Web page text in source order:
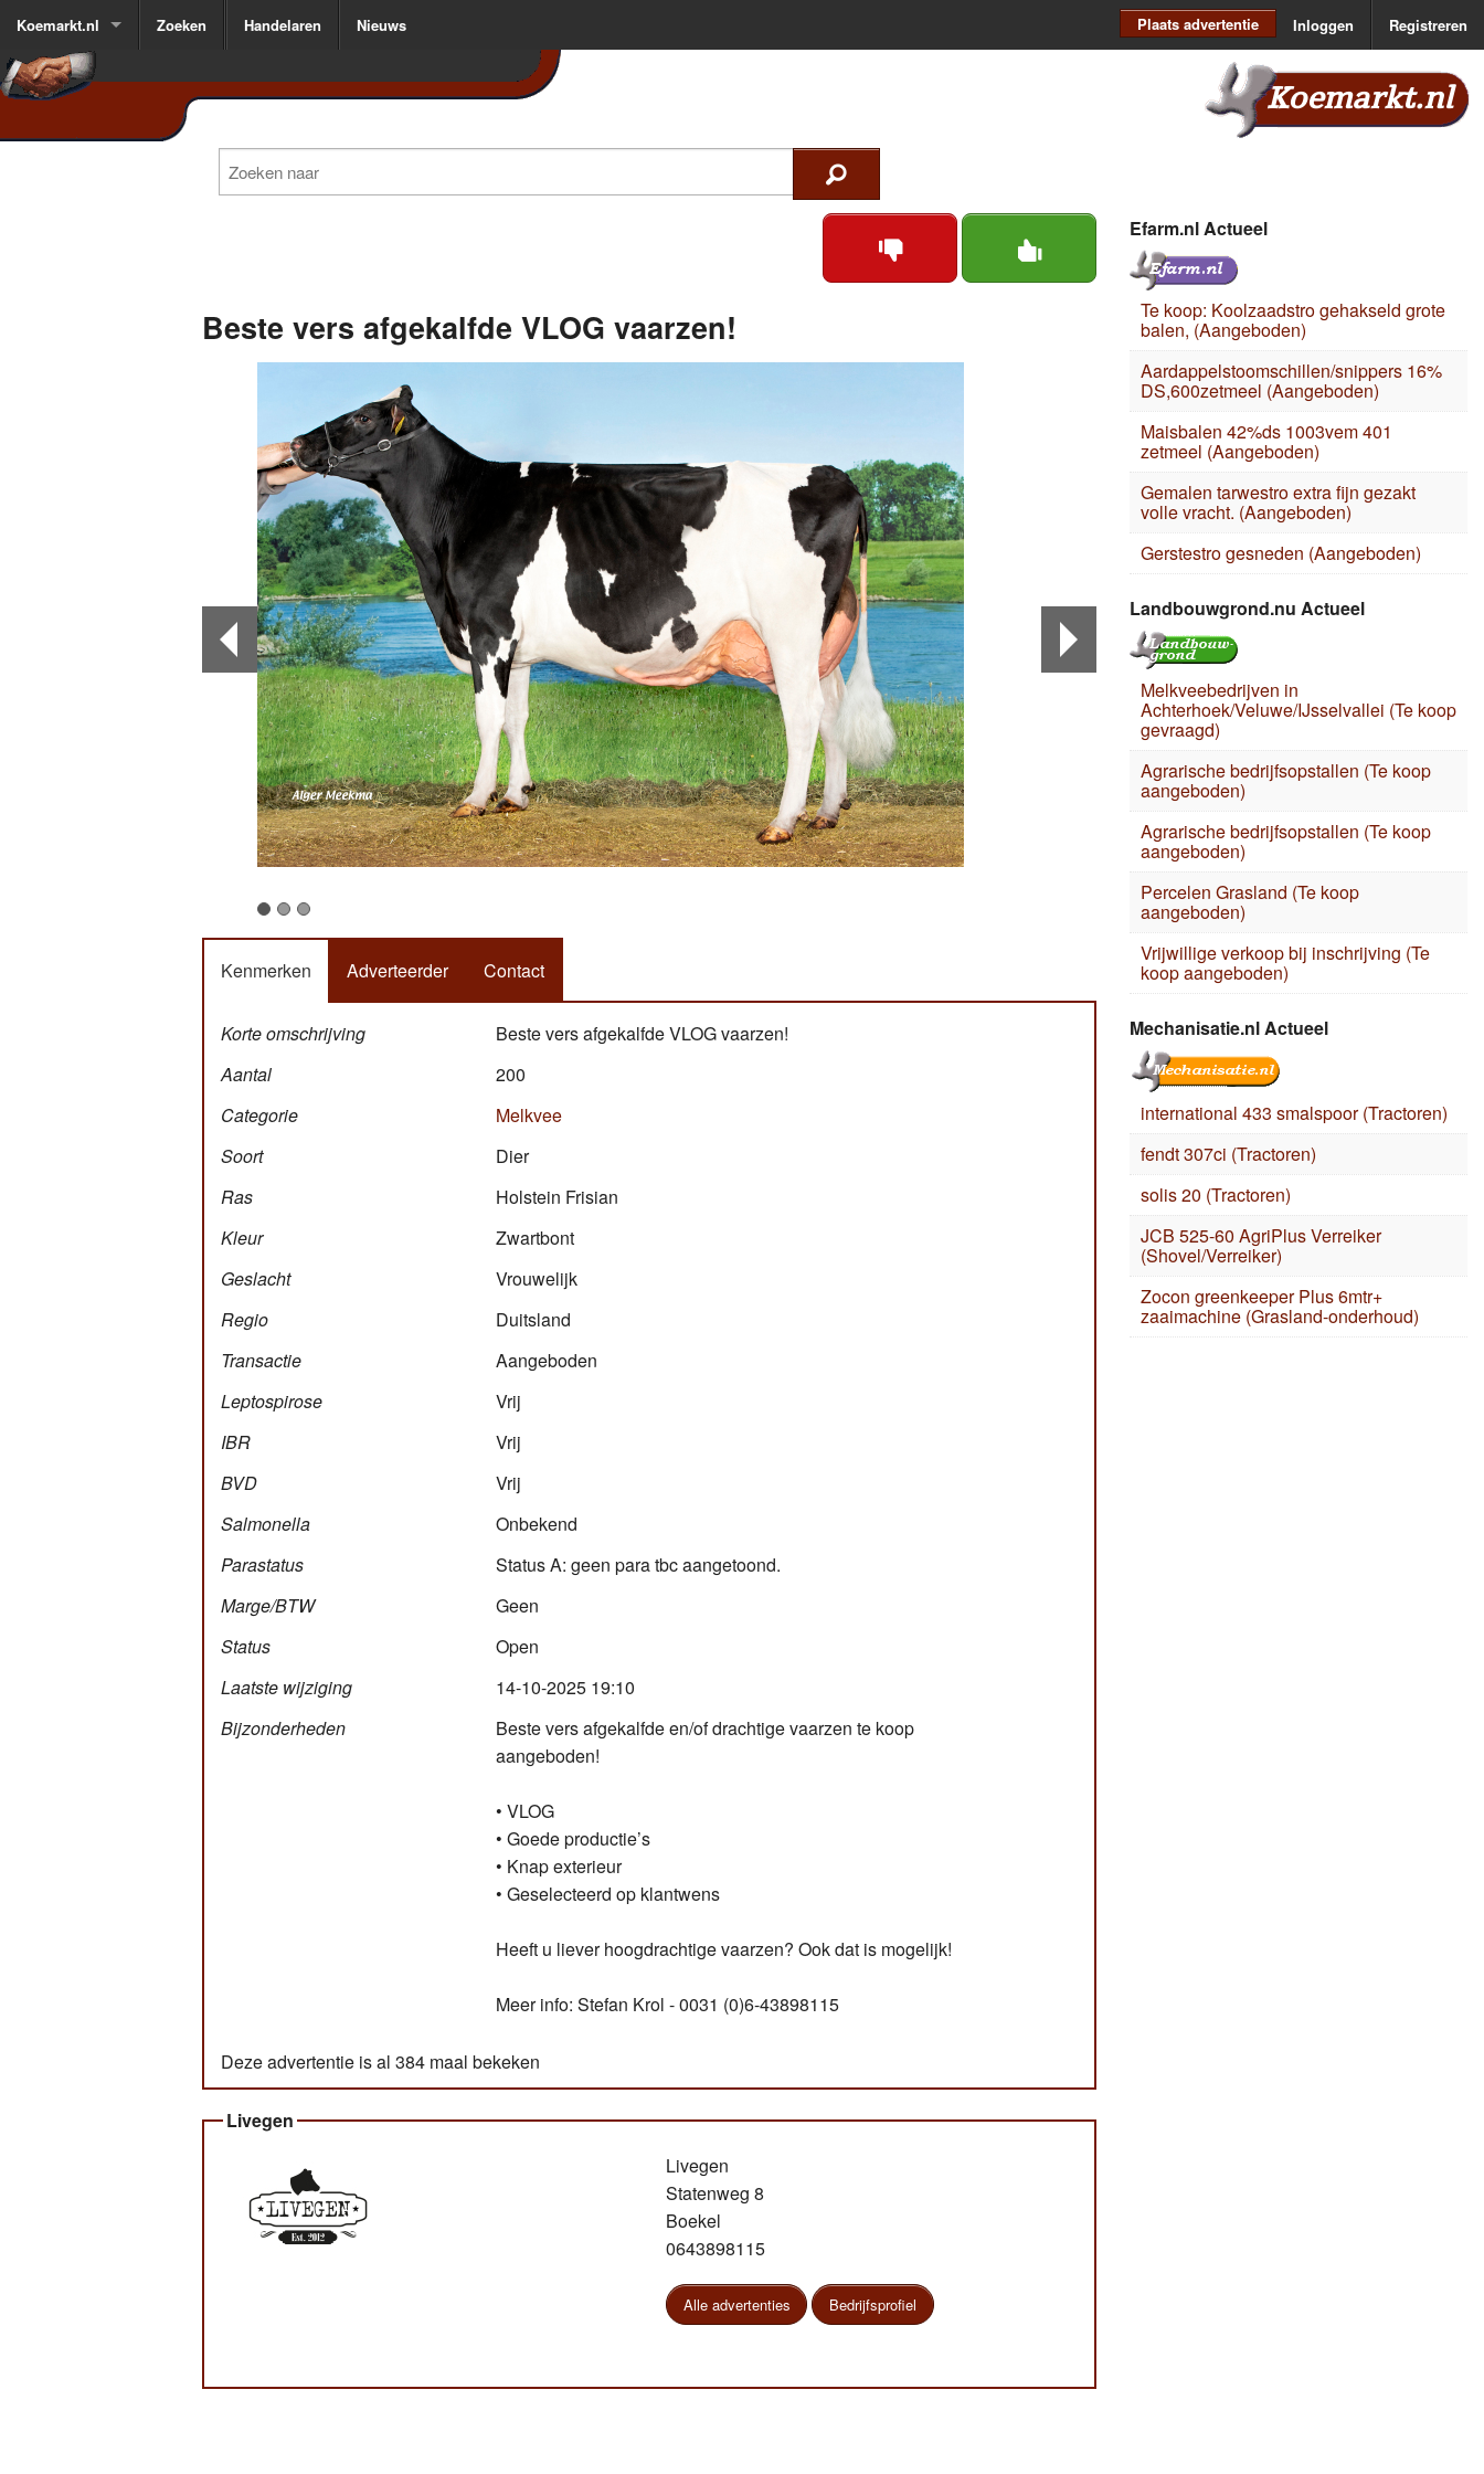
Koemarkt.nl Zoeken Handelaren Nieuws Plaats advertentie Inloggen Registreren
Koemarkt.nl
Beste vers afgekalfde VLOG vaarzen!
Kenmerken
Korte omschrijving
Beste vers afgekalfde VLOG vaarzen!
Aantal
200
Categorie
Melkvee
Soort
Dier
Ras
Holstein Frisian
Kleur
Zwartbont
Geslacht
Vrouwelijk
Regio
Duitsland
Transactie
Aangeboden
Leptospirose
Vrij
IBR
Vrij
BVD
Vrij
Salmonella
Onbekend
Parastatus
Status A: geen para tbc aangetoond.
Marge/BTW
Geen
Status
Open
Laatste wijziging
14-10-2025 19:10
Bijzonderheden
Beste vers afgekalfde en/of drachtige vaarzen te koop
aangeboden!
• VLOG
• Goede productie’s
• Knap exterieur
• Geselecteerd op klantwens
Heeft u liever hoogdrachtige vaarzen? Ook dat is mogelijk!
Meer info: Stefan Krol - 0031 (0)6-43898115
Deze advertentie is al 384 maal bekeken
Adverteerder Contact
Livegen
Livegen
Statenweg 8
Boekel
0643898115
Alle advertenties Bedrijfsprofiel
Efarm.nl Actueel
Te koop: Koolzaadstro gehakseld grote
balen, (Aangeboden)
Aardappelstoomschillen/snippers 16%
DS,600zetmeel (Aangeboden)
Maisbalen 42%ds 1003vem 401
zetmeel (Aangeboden)
Gemalen tarwestro extra fijn gezakt
volle vracht. (Aangeboden)
Gerstestro gesneden (Aangeboden)
Landbouwgrond.nu Actueel
Melkveebedrijven in
Achterhoek/Veluwe/IJsselvallei (Te koop
gevraagd)
Agrarische bedrijfsopstallen (Te koop
aangeboden)
Agrarische bedrijfsopstallen (Te koop
aangeboden)
Percelen Grasland (Te koop
aangeboden)
Vrijwillige verkoop bij inschrijving (Te
koop aangeboden)
Mechanisatie.nl Actueel
international 433 smalspoor (Tractoren)
fendt 307ci (Tractoren)
solis 20 (Tractoren)
JCB 525-60 AgriPlus Verreiker
(Shovel/Verreiker)
Zocon greenkeeper Plus 6mtr+
zaaimachine (Grasland-onderhoud)